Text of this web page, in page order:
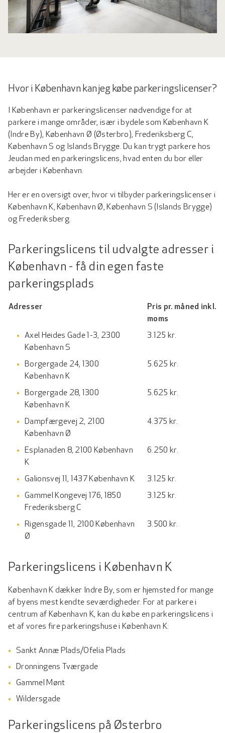
Hvor i København kan jeg købe parkeringslicenser?
I København er parkeringslicenser nødvendige for at
parkere i mange områder, især i bydele som København K
(Indre By), København Ø (Østerbro), Frederiksberg C,
København S og Islands Brygge. Du kan trygt parkere hos
Jeudan med en parkeringslicens, hvad enten du bor eller
arbejder i København.
Her er en oversigt over, hvor vi tilbyder parkeringslicenser i
København K, København Ø, København S (Islands Brygge)
og Frederiksberg.
Parkeringslicens til udvalgte adresser i
København - få din egen faste
parkeringsplads
Adresser
Pris pr. måned inkl.
moms
Axel Heides Gade 1-3, 2300
København S
3.125 kr.
Borgergade 24, 1300
København K
5.625 kr.
Borgergade 28, 1300
København K
5.625 kr.
Dampfærgevej 2, 2100
København Ø
4.375 kr.
Esplanaden 8, 2100 København
K
6.250 kr.
Galionsvej 11, 1437 København K 3.125 kr.
Gammel Kongevej 176, 1850
Frederiksberg C
3.125 kr.
Rigensgade 11, 2100 København
Ø
3.500 kr.
Parkeringslicens i København K
København K dækker Indre By, som er hjemsted for mange
af byens mest kendte seværdigheder. For at parkere i
centrum af København K, kan du købe en parkeringslicens i
et af vores fire parkeringshuse i København K:
Sankt Annæ Plads/Ofelia Plads
Dronningens Tværgade
Gammel Mønt
Wildersgade
Parkeringslicens på Østerbro